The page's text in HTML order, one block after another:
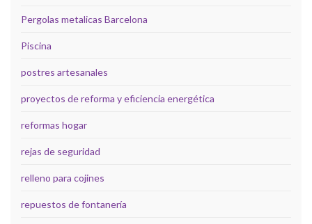
Pergolas metalicas Barcelona
Piscina
postres artesanales
proyectos de reforma y eficiencia energética
reformas hogar
rejas de seguridad
relleno para cojines
repuestos de fontanería